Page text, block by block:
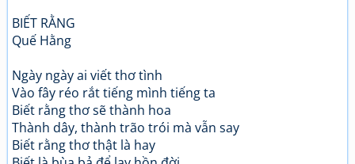
BIẾT RẰNG
Quế Hằng
Ngày ngày ai viết thơ tình
Vào fây réo rắt tiếng mình tiếng ta
Biết rằng thơ sẽ thành hoa
Thành dây, thành trão trói mà vẫn say
Biết rằng thơ thật là hay